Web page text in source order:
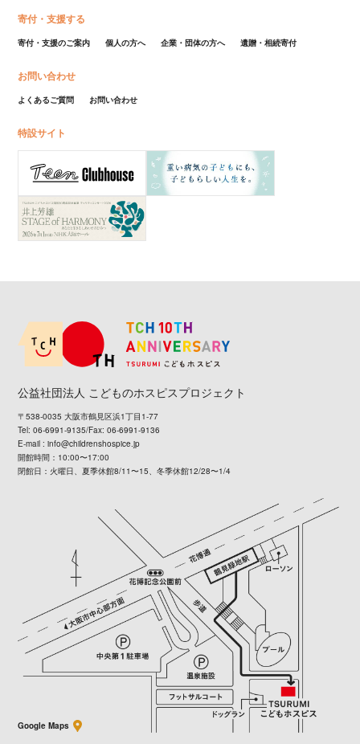
寄付・支援する
寄付・支援のご案内 個人の方へ 企業・団体の方へ 遺贈・相続寄付
お問い合わせ
よくあるご質問 お問い合わせ
特設サイト
公益社団法人 こどものホスピスプロジェクト
〒538-0035 大阪市鶴見区浜1丁目1-77
Tel: 06-6991-9135/Fax: 06-6991-9136
E-mail :info@childrenshospice.jp
開館時間：10:00〜17:00
閉館日：火曜日、夏季休館8/11〜15、冬季休館12/28〜1/4
Google Maps